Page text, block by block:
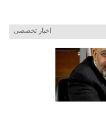
اخبار تخصصی